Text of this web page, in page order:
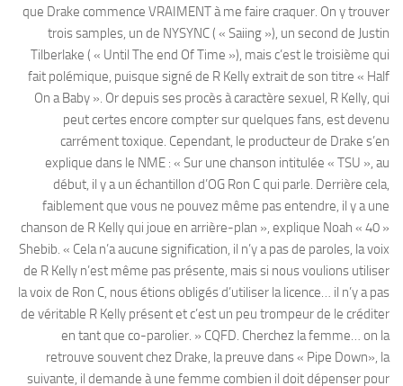
que Drake commence VRAIMENT à me faire craquer. On y trouver
trois samples, un de NYSYNC ( « Saiing »), un second de Justin
Tilberlake ( « Until The end Of Time »), mais c’est le troisième qui
fait polémique, puisque signé de R Kelly extrait de son titre « Half
On a Baby ». Or depuis ses procès à caractère sexuel, R Kelly, qui
peut certes encore compter sur quelques fans, est devenu
carrément toxique. Cependant, le producteur de Drake s’en
explique dans le NME : « Sur une chanson intitulée « TSU », au
début, il y a un échantillon d’OG Ron C qui parle. Derrière cela,
faiblement que vous ne pouvez même pas entendre, il y a une
chanson de R Kelly qui joue en arrière-plan », explique Noah « 40 »
Shebib. « Cela n’a aucune signification, il n’y a pas de paroles, la voix
de R Kelly n’est même pas présente, mais si nous voulions utiliser
la voix de Ron C, nous étions obligés d’utiliser la licence… il n’y a pas
de véritable R Kelly présent et c’est un peu trompeur de le créditer
en tant que co-parolier. » CQFD. Cherchez la femme… on la
retrouve souvent chez Drake, la preuve dans « Pipe Down», la
suivante, il demande à une femme combien il doit dépenser pour